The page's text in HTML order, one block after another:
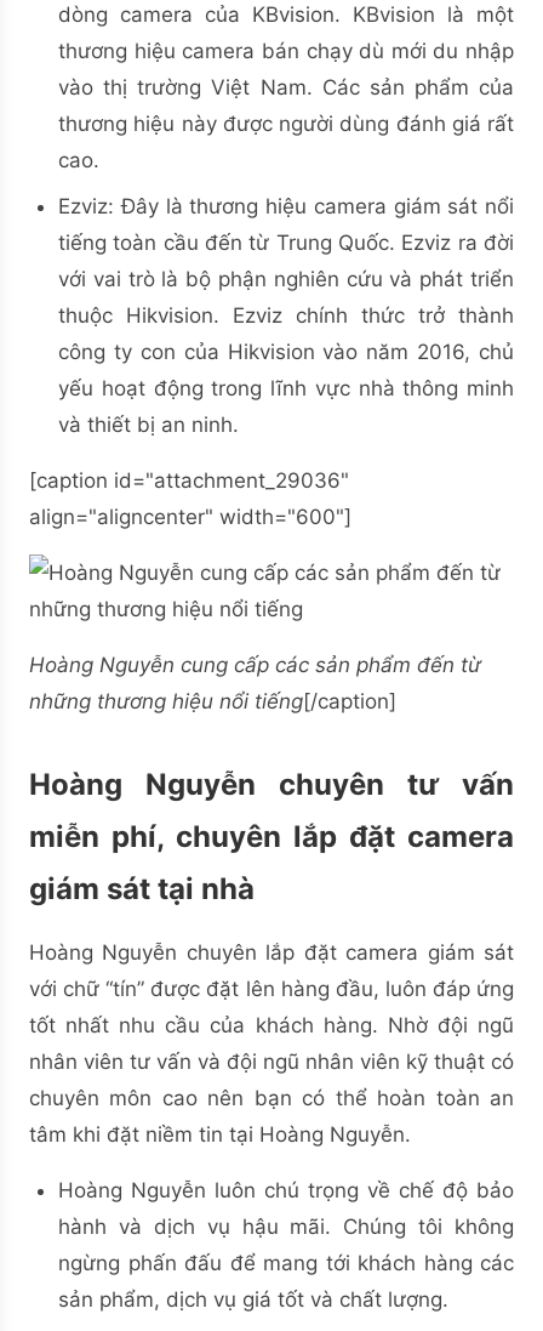
dòng camera của KBvision. KBvision là một
thương hiệu camera bán chạy dù mới du nhập
vào thị trường Việt Nam. Các sản phẩm của
thương hiệu này được người dùng đánh giá rất
cao.
Ezviz: Đây là thương hiệu camera giám sát nổi
tiếng toàn cầu đến từ Trung Quốc. Ezviz ra đời
với vai trò là bộ phận nghiên cứu và phát triển
thuộc Hikvision. Ezviz chính thức trở thành
công ty con của Hikvision vào năm 2016, chủ
yếu hoạt động trong lĩnh vực nhà thông minh
và thiết bị an ninh.
[caption id="attachment_29036"
align="aligncenter" width="600"]
Hoàng Nguyễn cung cấp các sản phẩm đến từ
những thương hiệu nổi tiếng[/caption]
Hoàng Nguyễn chuyên tư vấn
miễn phí, chuyên lắp đặt camera
giám sát tại nhà
Hoàng Nguyễn chuyên lắp đặt camera giám sát
với chữ “tín” được đặt lên hàng đầu, luôn đáp ứng
tốt nhất nhu cầu của khách hàng. Nhờ đội ngũ
nhân viên tư vấn và đội ngũ nhân viên kỹ thuật có
chuyên môn cao nên bạn có thể hoàn toàn an
tâm khi đặt niềm tin tại Hoàng Nguyễn.
Hoàng Nguyễn luôn chú trọng về chế độ bảo
hành và dịch vụ hậu mãi. Chúng tôi không
ngừng phấn đấu để mang tới khách hàng các
sản phẩm, dịch vụ giá tốt và chất lượng.